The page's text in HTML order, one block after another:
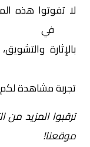
لا تفوتوا هذه
في
بالإثارة
تجربة مشاهدة
ترقبوا المزيد من
موقعنا!